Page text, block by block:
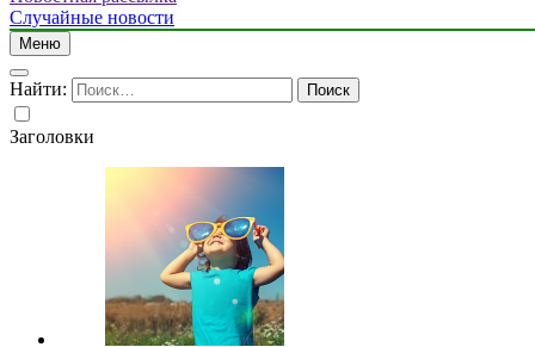
Случайные новости
Меню
Найти:
Заголовки